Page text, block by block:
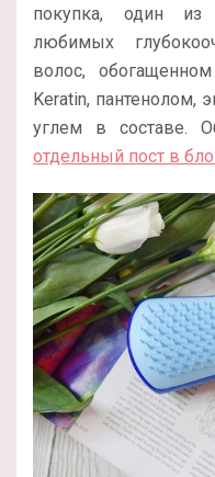
покупка, один
любимых
волос, обогащенном
Keratin, пантенолом,
углем в составе.
отдельный пост в